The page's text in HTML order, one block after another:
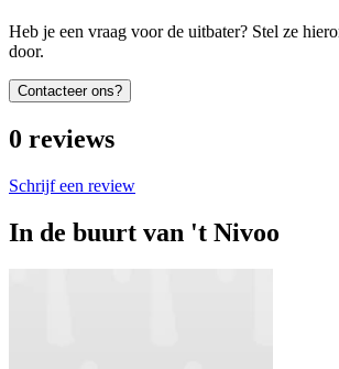
Heb je een vraag voor de uitbater? Stel ze
door.
Contacteer ons?
0 reviews
Schrijf een review
In de buurt van 't Nivoo